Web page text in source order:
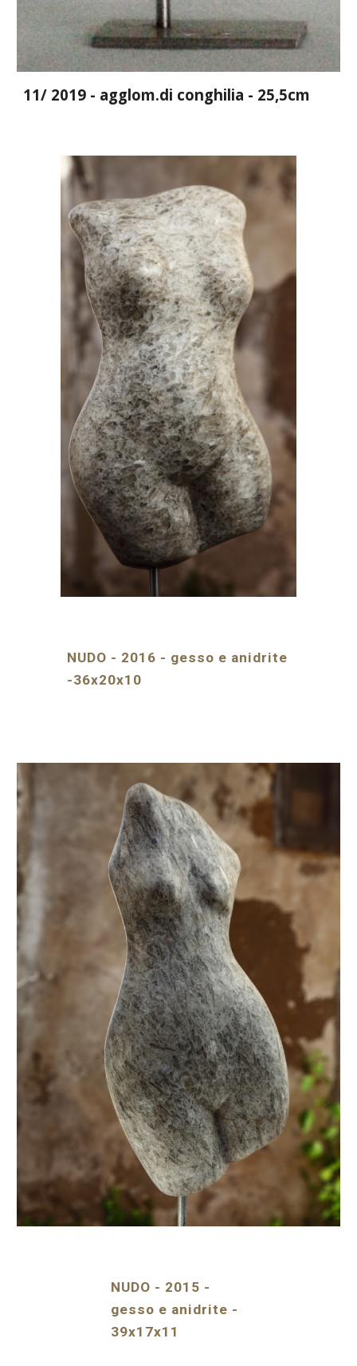
11/ 2019 - agglom.di conghilia - 25,5cm
NUDO - 2016 - gesso e anidrite
-36x20x10
NUDO - 2015 -
gesso e anidrite -
39x17x11